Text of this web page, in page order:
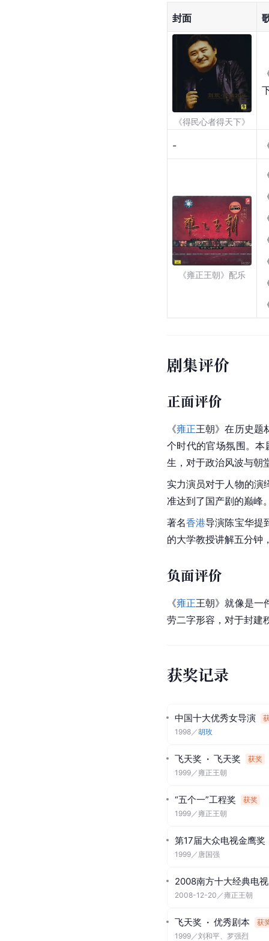
封面
《得民心者得天下》
-
《雍正王朝》配乐
剧集评价
正面评价
《雍正王朝》在历史题
个时代的官场氛围。本
生，对于政治风波与朝
实力演员对于人物的演
准达到了国产剧的巅峰
著名香港导演陈宝华提
的大学教授讲解五分钟
负面评价
《雍正王朝》就像是一
劳二字形容，对于封建
获奖记录
中国十大优秀女导演
1998 ／胡玫
飞天奖 · 飞天奖
获奖
1999 ／雍正王朝
“五个一”工程奖
获奖
1999 ／雍正王朝
第17届大众电视金鹰奖
1999 ／ 唐国强
2008南方十大经典电
2008-12-20 ／雍正王朝
飞天奖 · 优秀剧本
获
1999 ／刘和平、罗强烈